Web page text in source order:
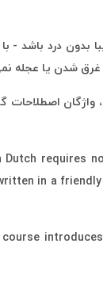
بدون درد باشد -
غرق شدن یا عجله
اصطلاحات
requires
in a